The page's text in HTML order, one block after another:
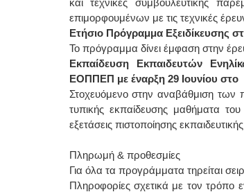
και τεχνικές συμβουλευτικής
επιμορφουμένων με τις τεχνικές
Ετήσιο Πρόγραμμα Εξειδίκευσης
Το πρόγραμμα δίνει έμφαση στην
Εκπαίδευση Εκπαιδευτών
ΕΟΠΠΕΠ με έναρξη 29 Ιουνίου στο
Στοχευόμενο στην αναβάθμιση
τυπικής εκπαίδευσης μαθήματα
εξετάσεις πιστοποίησης
Πληρωμή & προθεσμίες
Για όλα τα προγράμματα τηρείται
Πληροφορίες σχετικά με τον